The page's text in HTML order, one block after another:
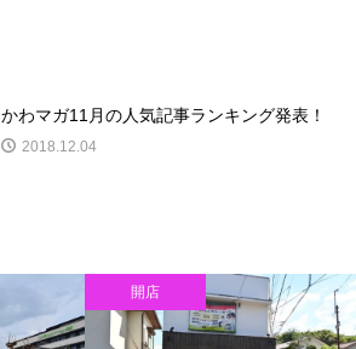
かわマガ11月の人気記事ランキング発表！
2018.12.04
開店